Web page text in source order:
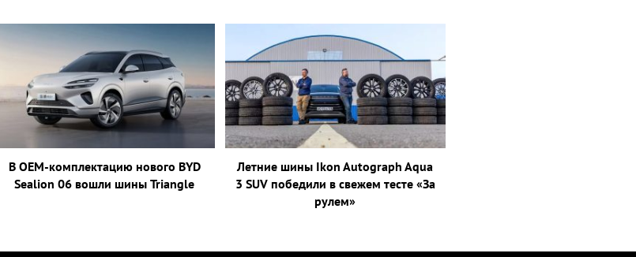
В ОЕМ-комплектацию нового BYD
Sealion 06 вошли шины Triangle
Летние шины Ikon Autograph Aqua
3 SUV победили в свежем тесте «За
рулем»